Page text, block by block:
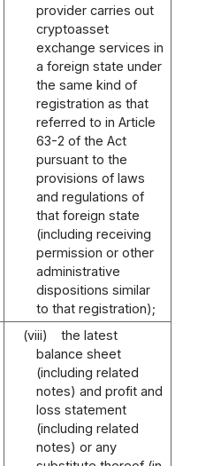
provider carries out
cryptoasset
exchange services in
a foreign state under
the same kind of
registration as that
referred to in Article
63-2 of the Act
pursuant to the
provisions of laws
and regulations of
that foreign state
(including receiving
permission or other
administrative
dispositions similar
to that registration);
(viii)
the latest
balance sheet
(including related
notes) and profit and
loss statement
(including related
notes) or any